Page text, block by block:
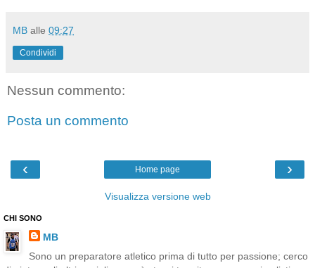
MB alle 09:27
Condividi
Nessun commento:
Posta un commento
‹ ›
Home page
Visualizza versione web
CHI SONO
MB
Sono un preparatore atletico prima di tutto per passione; cerco